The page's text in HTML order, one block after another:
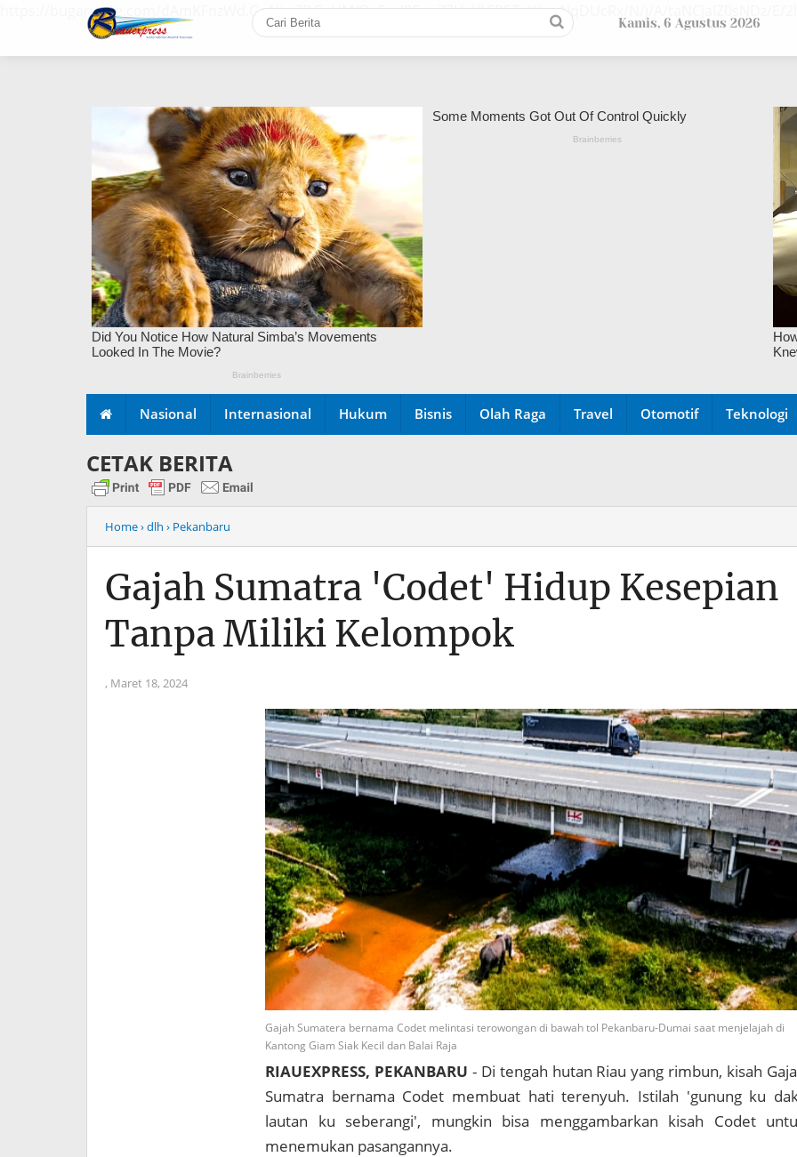
https://bugaruche.com/dAmKFnzWd.GoNiv-ZDGvUM/DeFm/9EupZZUsl/kFPSTuY/ywNqDUcRx/N/j/A/taNCjaIZ0sNDz/E/
Kamis, 6 Agustus 2026
Nasional Internasional Hukum Bisnis Olah Raga Travel Otomotif Teknologi
CETAK BERITA
Home› dlh › Pekanbaru
Gajah Sumatra 'Codet' Hidup Kesepian
Tanpa Miliki Kelompok
, Maret 18, 2024
Gajah Sumatera bernama Codet melintasi terowongan di bawah tol Pekanbaru-Dumai saat menjelajah di
Kantong Giam Siak Kecil dan Balai Raja
RIAUEXPRESS, PEKANBARU - Di tengah hutan Riau yang rimbun, kisah
Sumatra bernama Codet membuat hati terenyuh. Istilah 'gunung ku
lautan ku seberangi', mungkin bisa menggambarkan kisah Codet
menemukan pasangannya.